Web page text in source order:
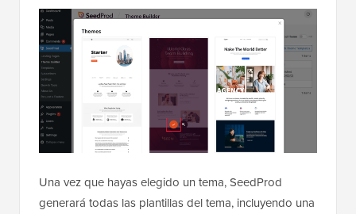
Una vez que hayas elegido un tema, SeedProd
generará todas las plantillas del tema, incluyendo una